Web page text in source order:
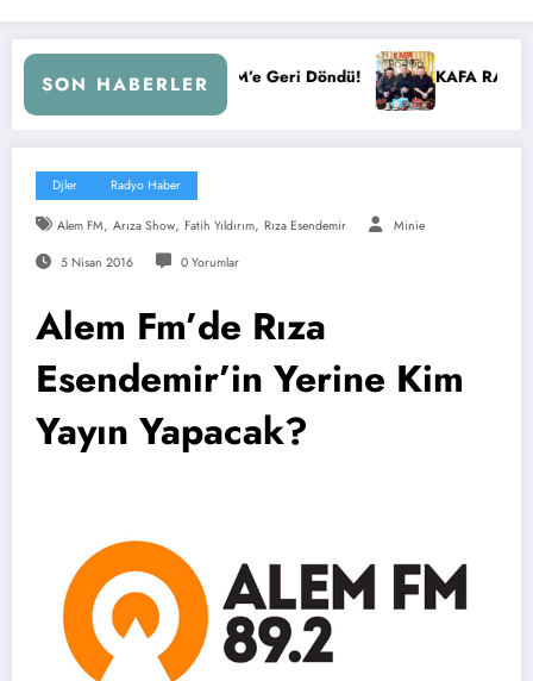
SON HABERLER
FM’e Geri Döndü! KAFA RADYO 6 YAŞINDA!
Djler Radyo Haber
Alem FM, Arıza Show, Fatih Yıldırım, Rıza Esendemir Minie
5 Nisan 2016 0 Yorumlar
Alem Fm’de Rıza
Esendemir’in Yerine Kim
Yayın Yapacak?